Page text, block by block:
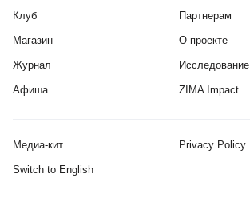
Клуб
Магазин
Журнал
Афиша
Партнерам
О проекте
Исследование
ZIMA Impact
Медиа-кит Privacy Policy
Switch to English